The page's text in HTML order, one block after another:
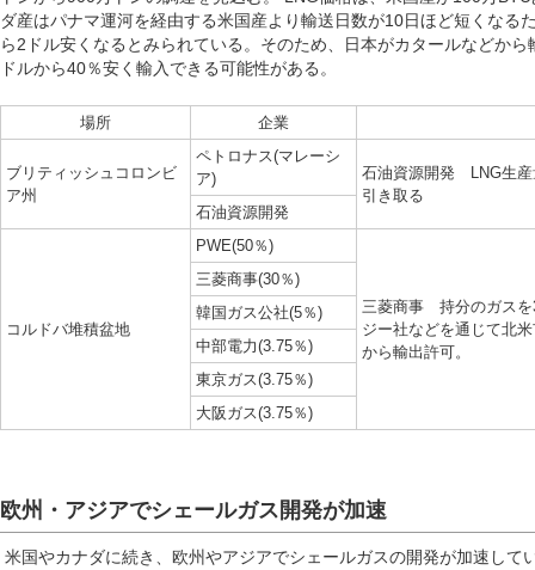
ダ産はパナマ運河を経由する米国産より輸送日数が10日ほど短くなる
ら2ドル安くなるとみられている。そのため、日本がカタールなどか
ドルから40％安く輸入できる可能性がある。
場所 企業
ブリティッシュコロンビ
ア州
ペトロナス(マレーシ
ア)
石油資源開発 LNG生産
引き取る
石油資源開発
コルドバ堆積盆地
PWE(50％)
三菱商事 持分のガスを
ジー社などを通じて北
から輸出許可。
三菱商事(30％)
韓国ガス公社(5％)
中部電力(3.75％)
東京ガス(3.75％)
大阪ガス(3.75％)
欧州・アジアでシェールガス開発が加速
米国やカナダに続き、欧州やアジアでシェールガスの開発が加速して